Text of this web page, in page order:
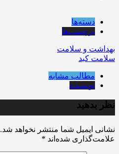
دسته‌ها
برچسب‌ها
بهداشت و سلامت
سلامت کبد
مطالب مشابه
نویسنده
نظر بدهید
نشانی ایمیل شما منتشر نخواهد شد.
علامت‌گذاری شده‌اند *